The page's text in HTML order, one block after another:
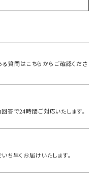
る質問はこちらからご確認くださ
答で24時間ご対応いたします。
ち早く お届けいたします。